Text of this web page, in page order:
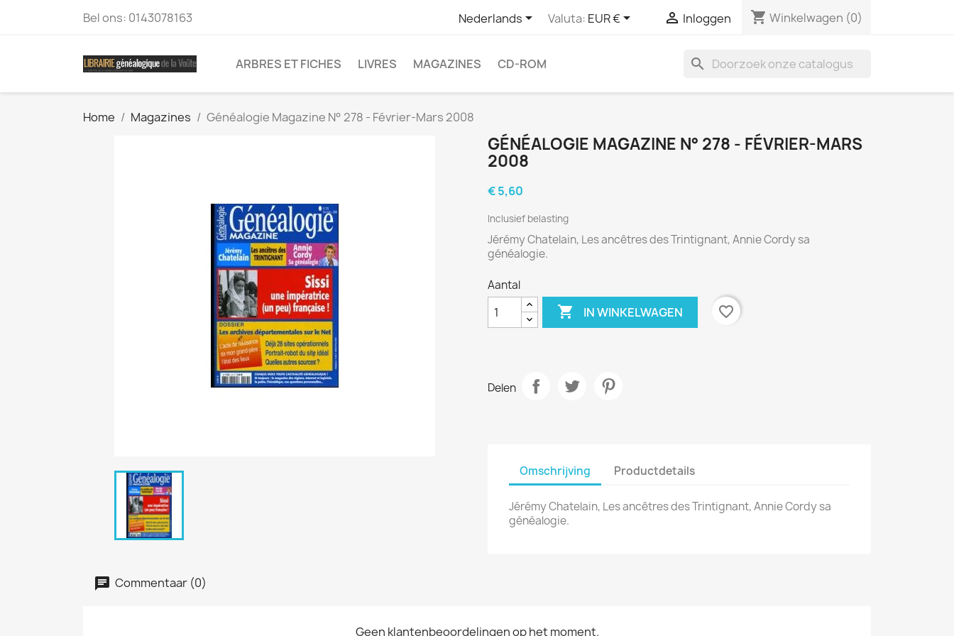
Bel ons: 0143078163 Nederlands Valuta: EUR €  Inloggen shopping_cart Winkelwagen (0)
ARBRES ET FICHES LIVRES MAGAZINES CD-ROM search
Home Magazines Généalogie Magazine N° 278 - Février-Mars 2008
GÉNÉALOGIE MAGAZINE N° 278 - FÉVRIER-MARS
2008
€ 5,60
Inclusief belasting
Jérémy Chatelain, Les ancêtres des Trintignant, Annie Cordy sa
généalogie.
Aantal
 IN WINKELWAGEN favorite_border
Delen
Omschrijving Productdetails
Jérémy Chatelain, Les ancêtres des Trintignant, Annie Cordy sa
généalogie.
Commentaar (0)
Geen klantenbeoordelingen op het moment.